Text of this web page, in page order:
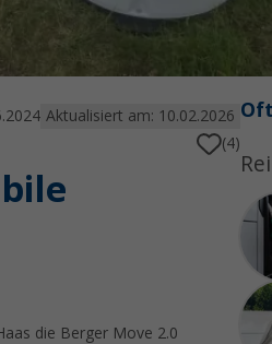
Aktualisiert am: 10.02.2026
(4)
die Berger Move 2.0